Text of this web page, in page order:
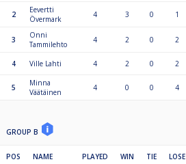
2
Eevertti
Övermark
4 3 0 1
3
Onni
Tammilehto
4 2 0 2
4 Ville Lahti 4 2 0 2
5
Minna
Väätäinen
4 0 0 4
GROUP B
POS NAME PLAYED WIN TIE LOSE